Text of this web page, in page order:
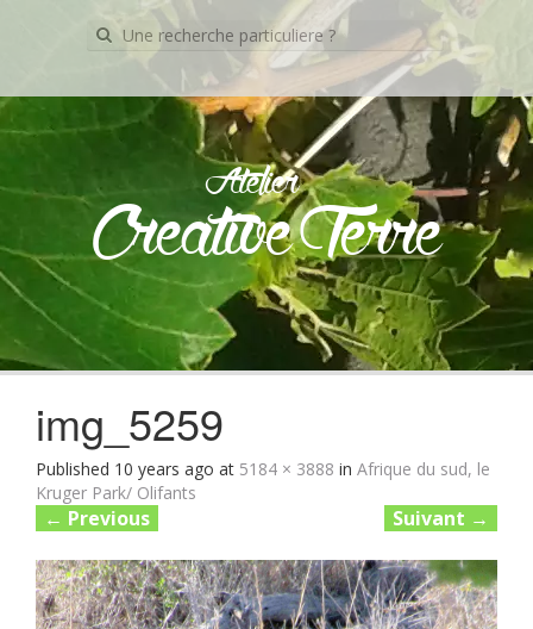
Recherche
pour:
Atelier
Creative Terre
Skip
to
img_5259
Published 10 years ago at 5184 × 3888 in Afrique du sud, le
Kruger Park/ Olifants
← Previous Suivant →